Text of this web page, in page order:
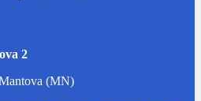
2
(MN)